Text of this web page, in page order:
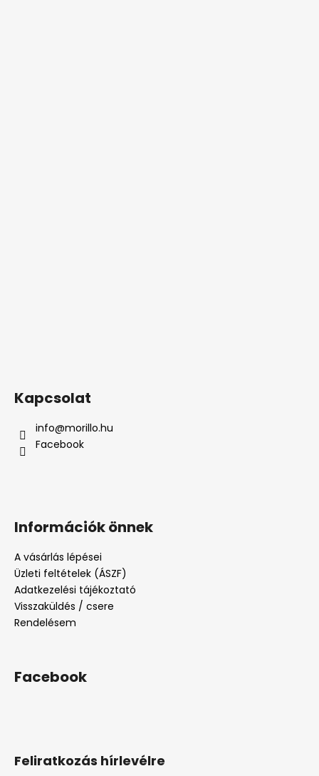
Feliratkozás hírlevélre
Kapcsolat
info@morillo.hu
Facebook
Információk önnek
A vásárlás lépései
Üzleti feltételek (ÁSZF)
Adatkezelési tájékoztató
Visszaküldés / csere
Rendelésem
Facebook